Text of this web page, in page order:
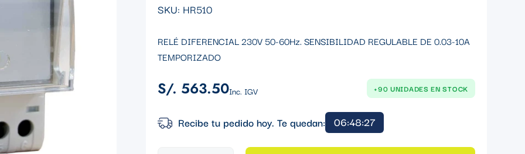
SKU: HR510
RELÉ DIFERENCIAL 230V 50-60Hz. SENSIBILIDAD REGULABLE DE 0.03-10A
TEMPORIZADO
Precio
S/. 563.50Inc. IGV +90 UNIDADES EN STOCK
Recibe tu pedido hoy. Te quedan: 06:48:26